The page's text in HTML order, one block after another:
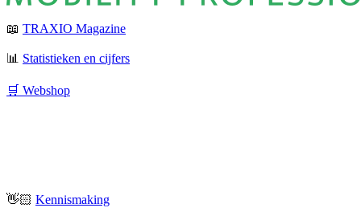
📖 TRAXIO Magazine
📊 Statistieken en cijfers
🛒 Webshop
👋🏻 Kennismaking